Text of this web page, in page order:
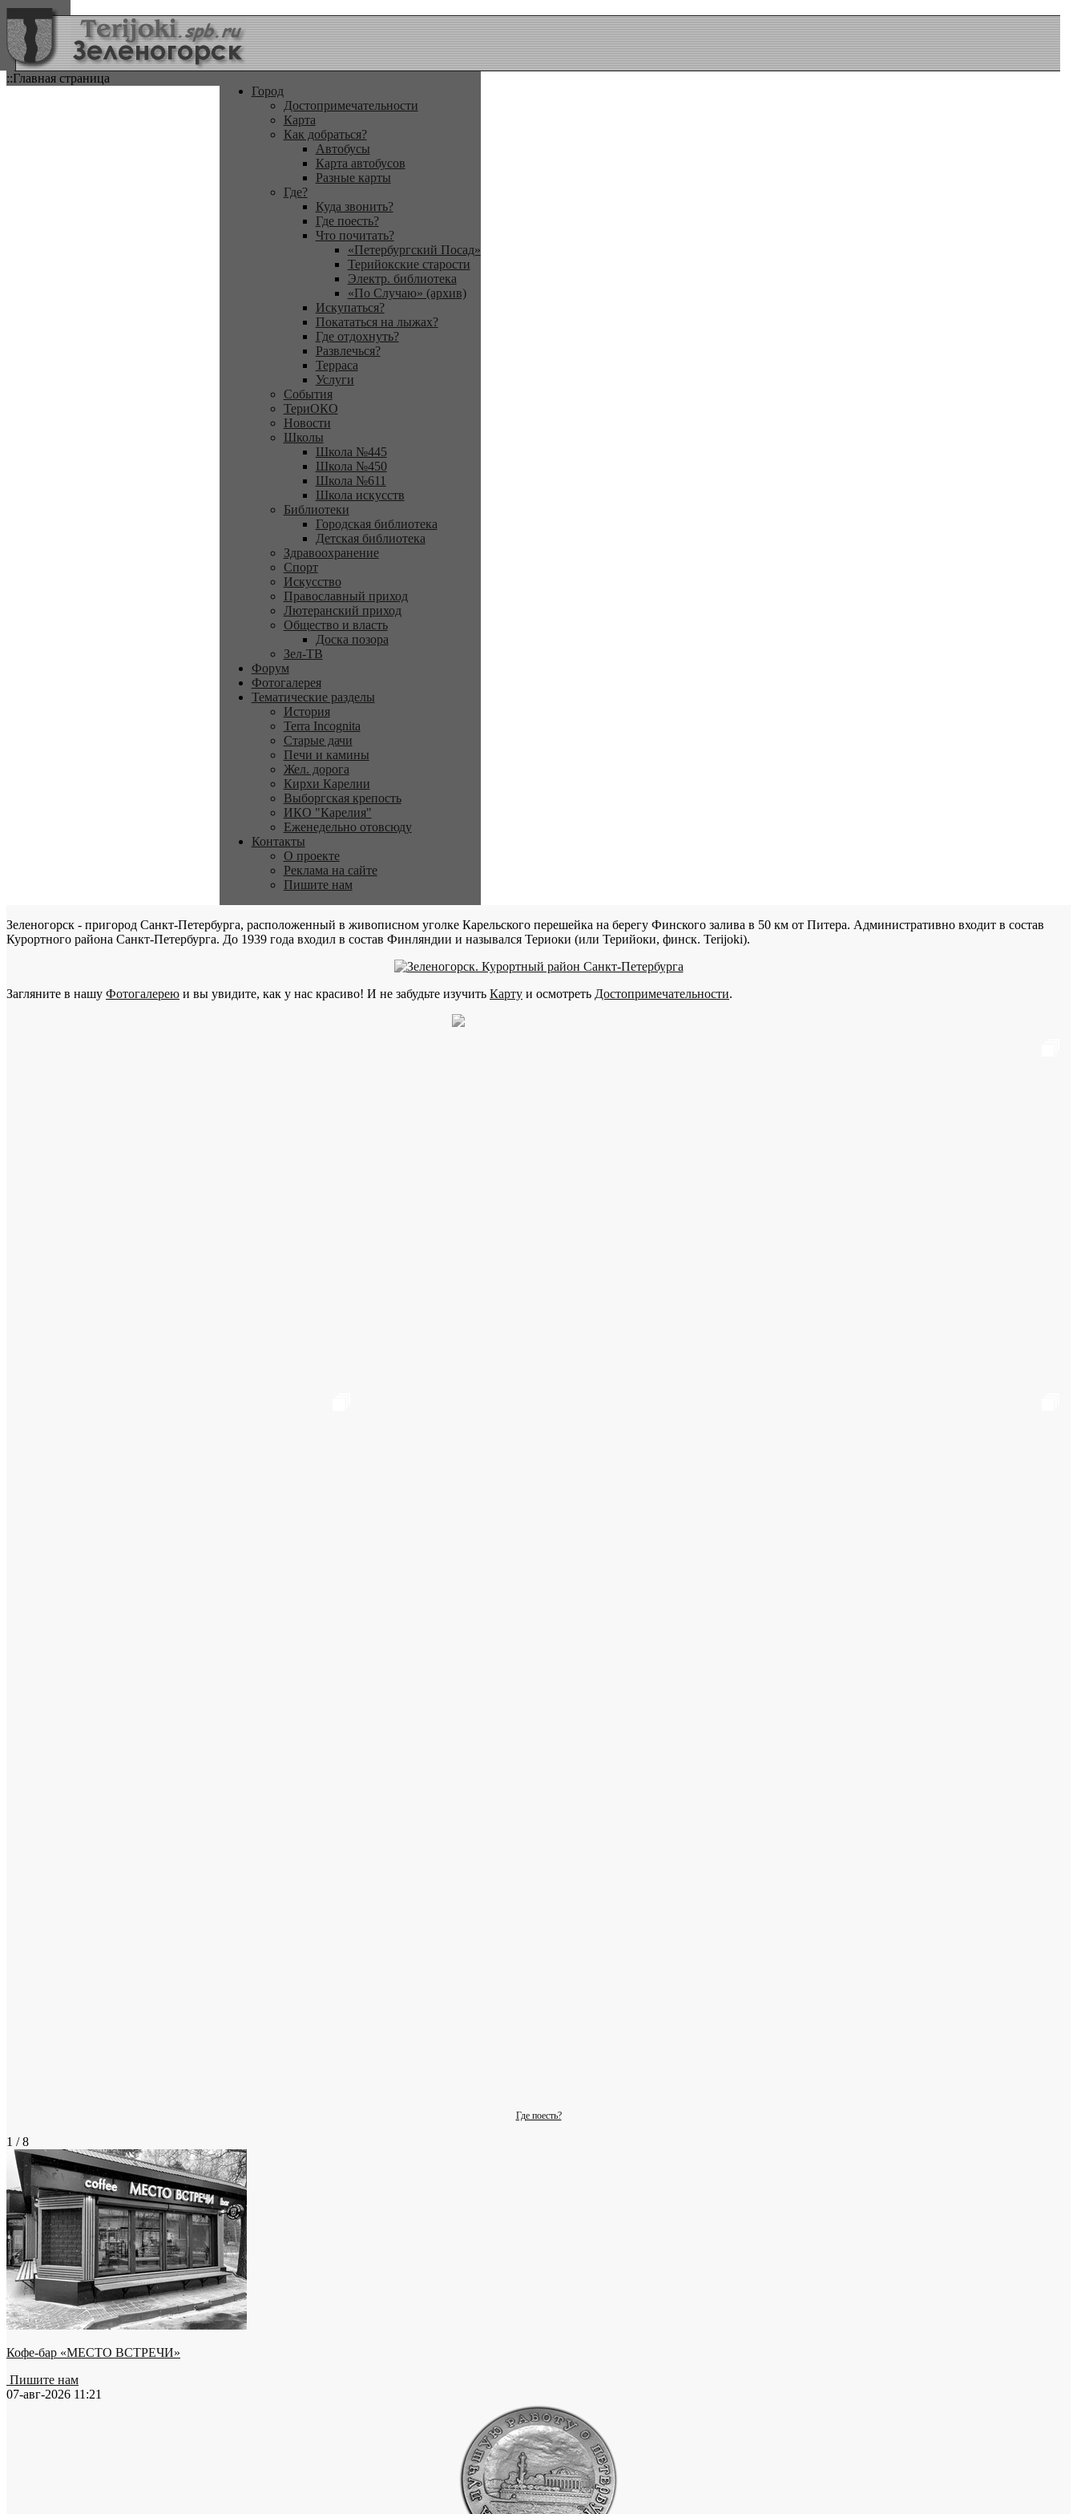
::Главная страница
Город
Достопримечательности
Карта
Как добраться?
Автобусы
Карта автобусов
Разные карты
Где?
Куда звонить?
Где поесть?
Что почитать?
«Петербургский Посад»
Терийокские старости
Электр. библиотека
«По Случаю» (архив)
Искупаться?
Покататься на лыжах?
Где отдохнуть?
Развлечься?
Терраса
Услуги
События
ТериОКО
Новости
Школы
Школа №445
Школа №450
Школа №611
Школа искусств
Библиотеки
Городская библиотека
Детская библиотека
Здравоохранение
Спорт
Искусство
Православный приход
Лютеранский приход
Общество и власть
Доска позора
Зел-ТВ
Форум
Фотогалерея
Тематические разделы
История
Terra Incognita
Старые дачи
Печи и камины
Жел. дорога
Кирхи Карелии
Выборгская крепость
ИКО "Карелия"
Еженедельно отовсюду
Контакты
О проекте
Реклама на сайте
Пишите нам
Зеленогорск - пригород Санкт-Петербурга, расположенный в живописном уголке Карельского перешейка на берегу Финского залива в 50 км от Питера. Административно входит в состав
Курортного района Санкт-Петербурга. До 1939 года входил в состав Финляндии и назывался Териоки (или Терийоки, финск. Terijoki).
Загляните в нашу Фотогалерею и вы увидите, как у нас красиво! И не забудьте изучить Карту и осмотреть Достопримечательности.
Где поесть?
1 / 8
Кофе-бар «МЕСТО ВСТРЕЧИ»
Пишите нам
07-авг-2026 11:21